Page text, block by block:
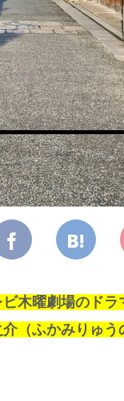
木曜劇場のド
（ふかみりゅ